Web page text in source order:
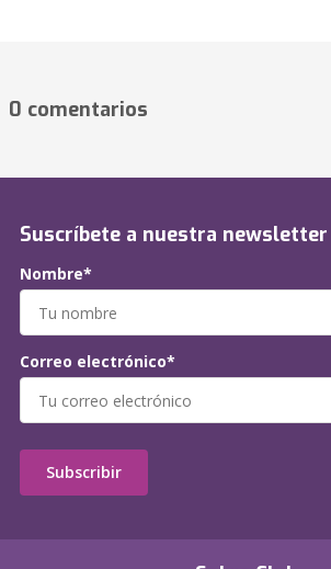
0 comentarios
Suscríbete a nuestra newsletter
Nombre*
Correo electrónico*
Subscribir